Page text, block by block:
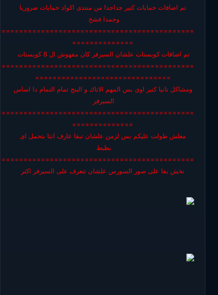
تم اضافات حمايات كتير جداجدا من منتدى اكواد حمايات ضروريا
وجمدا فشخ
==============
تم اضافات كويستات علشان السيرفر كان مفهوش ال 8 كويستات
===============================
ومشاكل تانيا كتير اوى بس المهم الاتاك و البنج تمام التمام دا اساس
السيرفر
==============
معلش طولت عليكم بس لزمن علشان تبقا عارف انتا بتحمل اى
بظبط
نخش بقا على صور السورس علشان تتعرف على السيرفر اكتر